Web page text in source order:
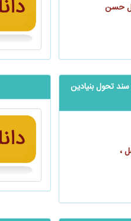
حسن
تحول بنيادين
،